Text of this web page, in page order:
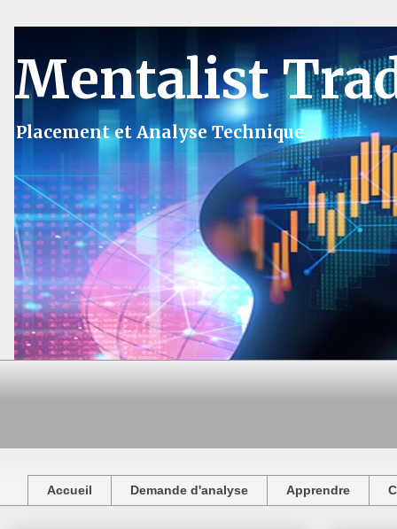
Mentalist
Placement et Analyse Technique
Accueil Demande d'analyse Apprendre